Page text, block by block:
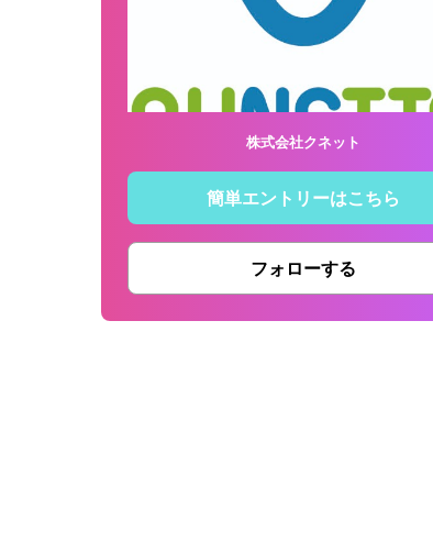
株式会社クネット
簡単エントリーはこちら
フォローする